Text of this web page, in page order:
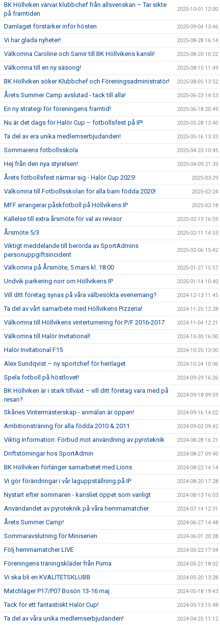
BK Höllviken värvar klubbchef från allsvenskan – Tar sikte
på framtiden
2025-10-01 12:00
Damlaget förstärker inför hösten 2025-09-04 13:46
Vi har glada nyheter! 2025-08-28 16:14
Välkomna Caroline och Samir till BK Höllvikens kansli! 2025-08-20 10:22
Välkomna till en ny säsong! 2025-08-15 11:49
BK Höllviken söker Klubbchef och Föreningsadministratör! 2025-08-05 13:52
Årets Summer Camp avslutad - tack till alla! 2025-06-23 14:53
En ny strategi för föreningens framtid! 2025-06-18 20:49
Nu är det dags för Halör Cup – fotbollsfest på IP! 2025-05-28 13:40
Ta del av era unika medlemserbjudanden! 2025-05-16 13:33
Sommarens fotbollsskola 2025-04-23 10:45
Hej från den nya styrelsen! 2025-04-09 21:33
Årets fotbollsfest närmar sig - Halör Cup 2025! 2025-03-29
Välkomna till Fotbollsskolan för alla barn födda 2020! 2025-02-24
MFF arrangerar påskfotboll på Höllvikens IP 2025-02-18
Kallelse till extra årsmöte för val av revisor 2025-02-13 16:59
Årsmöte 5/3 2025-02-11 14:53
Viktigt meddelande till berörda av SportAdmins
personuppgiftsincident
2025-02-06 15:42
Välkomna på Årsmöte, 5 mars kl. 18:00 2025-01-27 15:57
Undvik parkering norr om Höllvikens IP 2025-01-14 10:40
Vill ditt företag synas på våra välbesökta evenemang? 2024-12-13 11:45
Ta del av vårt samarbete med Höllvikens Pizzeria! 2024-11-25 12:28
Välkomna till Höllvikens vinterturnering för P/F 2016-2017 2024-11-04 12:21
Välkomna till Halör Invitational! 2024-10-30 16:00
Halör Invitational F15 2024-10-25 13:00
Alex Sundqvist – ny sportchef för herrlaget 2024-10-24 10:36
Spela fotboll på höstlovet! 2024-09-29 16:26
BK Höllviken är i stark tillväxt – vill ditt företag vara med på
resan?
2024-09-18 09:59
Skånes Vintermästerskap - anmälan är öppen! 2024-09-16 14:02
Ambitionsträning för alla födda 2010 & 2011 2024-09-02 09:42
Viktig information: Förbud mot användning av pyroteknik 2024-08-28 16:21
Driftstörningar hos SportAdmin 2024-08-27 09:40
BK Höllviken förlänger samarbetet med Lions 2024-08-22 14:14
Vi gör förändringar i vår laguppställning på IP 2024-08-20 17:28
Nystart efter sommaren - kansliet öppet som vanligt 2024-08-13 16:03
Användandet av pyroteknik på våra hemmamatcher 2024-07-14 12:31
Årets Summer Camp! 2024-06-27 14:48
Sommaravslutning för Miniserien 2024-06-01 20:28
Följ hemmamatcher LIVE 2024-05-22 17:04
Föreningens träningskläder från Puma 2024-05-21 18:02
Vi ska bli en KVALITETSKLUBB 2024-05-20 13:28
Matchläger P17/P07 Bosön 13-16 maj 2024-05-18 19:43
Tack för ett fantastiskt Halör Cup! 2024-05-13 15:48
Ta del av våra unika medlemserbjudanden! 2024-04-25 11:12